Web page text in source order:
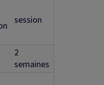
session
2
semaines